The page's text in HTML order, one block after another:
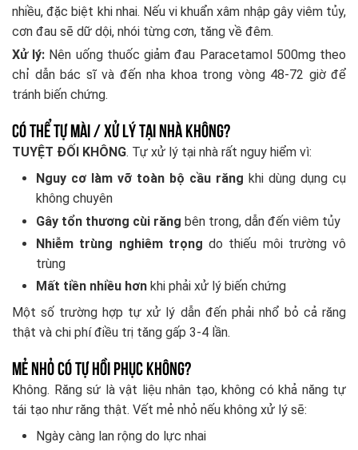
nhiều, đặc biệt khi nhai. Nếu vi khuẩn xâm nhập gây viêm tủy,
cơn đau sẽ dữ dội, nhói từng cơn, tăng về đêm.
Xử lý: Nên uống thuốc giảm đau Paracetamol 500mg theo
chỉ dẫn bác sĩ và đến nha khoa trong vòng 48-72 giờ để
tránh biến chứng.
Có thể tự mài / xử lý tại nhà không?
TUYỆT ĐỐI KHÔNG. Tự xử lý tại nhà rất nguy hiểm vì:
Nguy cơ làm vỡ toàn bộ cầu răng khi dùng dụng cụ
không chuyên
Gây tổn thương cùi răng bên trong, dẫn đến viêm tủy
Nhiễm trùng nghiêm trọng do thiếu môi trường vô
trùng
Mất tiền nhiều hơn khi phải xử lý biến chứng
Một số trường hợp tự xử lý dẫn đến phải nhổ bỏ cả răng
thật và chi phí điều trị tăng gấp 3-4 lần.
Mẻ nhỏ có tự hồi phục không?
Không. Răng sứ là vật liệu nhân tạo, không có khả năng tự
tái tạo như răng thật. Vết mẻ nhỏ nếu không xử lý sẽ:
Ngày càng lan rộng do lực nhai